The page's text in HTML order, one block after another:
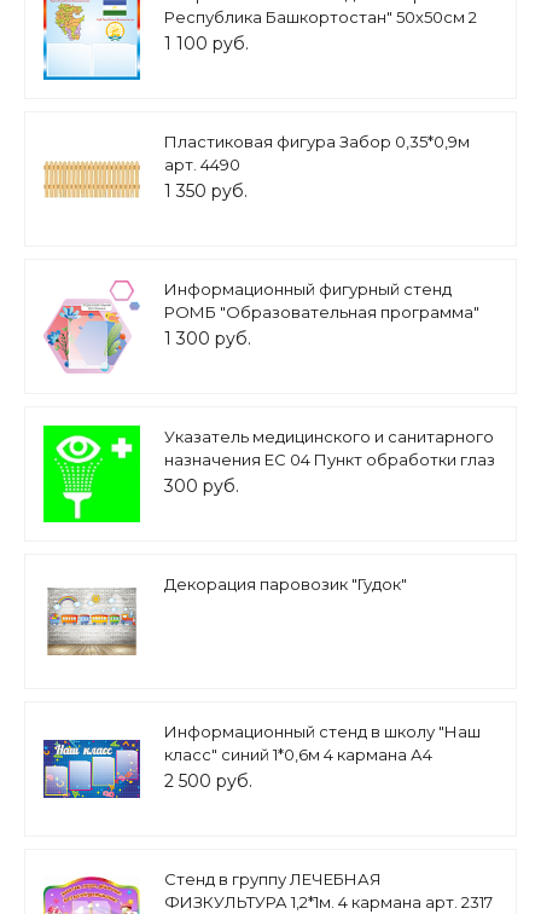
Республика Башкортостан" 50х50см 2
кармана А5 арт.П
1 100 руб.
Пластиковая фигура Забор 0,35*0,9м
арт. 4490
1 350 руб.
Информационный фигурный стенд
РОМБ "Образовательная программа"
карман А4, 53*43см., арт. ДС1206
1 300 руб.
Указатель медицинского и санитарного
назначения ЕС 04 Пункт обработки глаз
арт. 3142
300 руб.
Декорация паровозик "Гудок"
Информационный стенд в школу "Наш
класс" синий 1*0,6м 4 кармана А4
арт.Ш1069
2 500 руб.
Cтенд в группу ЛЕЧЕБНАЯ
ФИЗКУЛЬТУРА 1,2*1м. 4 кармана арт. 2317